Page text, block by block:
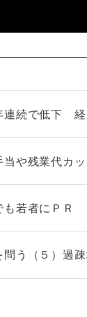
連続で低下
当や残業代カ
も若者にＰＲ
問う（５）過